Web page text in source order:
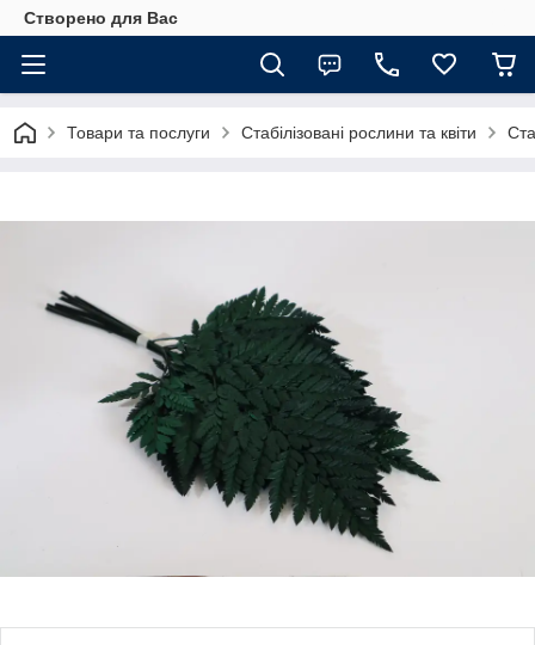
Створено для Вас
Товари та послуги Стабілізовані рослини та квіти